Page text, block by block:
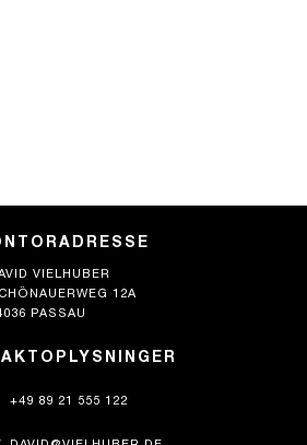
VIELHUBER
12A
PASSAU
+49 89 21 555 122